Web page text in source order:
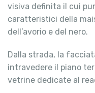
visiva definita il cui
caratteristici della
dell’avorio e del nero.
Dalla strada, la
intravedere il piano
vetrine dedicate al